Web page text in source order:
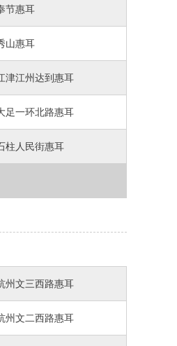
节惠耳
山惠耳
津江州达到惠耳
足一环北路惠耳
柱人民街惠耳
州文三西路惠耳
州文二西路惠耳